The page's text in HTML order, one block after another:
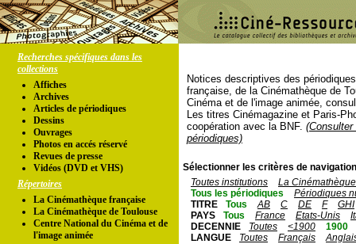
Recherches spécifiques dans les
collections
Affiches
Archives
Articles de périodiques
Dessins
Ouvrages
Photos en accés réservé
Revues de presse
Vidéos (DVD et VHS)
Répertoires
La Cinémathèque française
La Cinémathèque de Toulouse
Centre National du Cinéma et de
l'image animée
Notices descriptives des
française, de la Cinémathèque de
Cinéma et de l'image animée,
Les titres Cinémagazine et Paris-
coopération avec la BNF.
périodiques)
Sélectionner les critères de
Toutes institutions
La
Tous les périodiques
Périodiques
TITRE
Tous AB C DE F
GHI
PAYS
Tous France Etats-Unis
DECENNIE
Toutes <1900
1900
LANGUE
Toutes Français